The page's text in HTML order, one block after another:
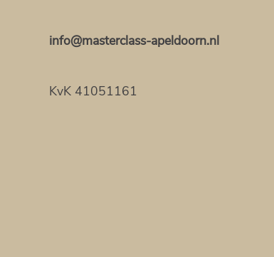
info@masterclass-apeldoorn.nl
KvK 41051161